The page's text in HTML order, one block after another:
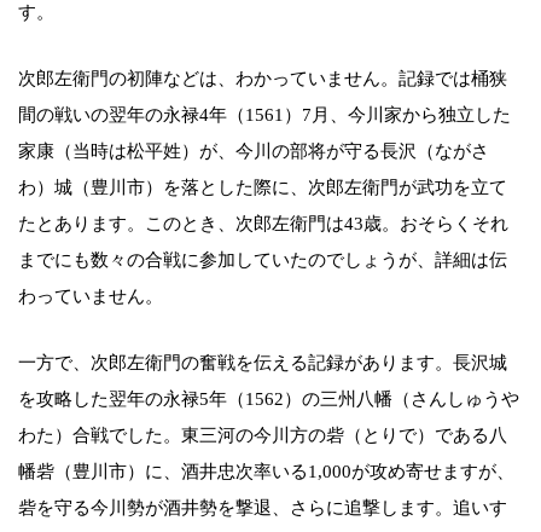
す。
次郎左衛門の初陣などは、わかっていません。記録では桶狭
間の戦いの翌年の永禄4年（1561）7月、今川家から独立した
家康（当時は松平姓）が、今川の部将が守る長沢（ながさ
わ）城（豊川市）を落とした際に、次郎左衛門が武功を立て
たとあります。このとき、次郎左衛門は43歳。おそらくそれ
までにも数々の合戦に参加していたのでしょうが、詳細は伝
わっていません。
一方で、次郎左衛門の奮戦を伝える記録があります。長沢城
を攻略した翌年の永禄5年（1562）の三州八幡（さんしゅうや
わた）合戦でした。東三河の今川方の砦（とりで）である八
幡砦（豊川市）に、酒井忠次率いる1,000が攻め寄せますが、
砦を守る今川勢が酒井勢を撃退、さらに追撃します。追いす